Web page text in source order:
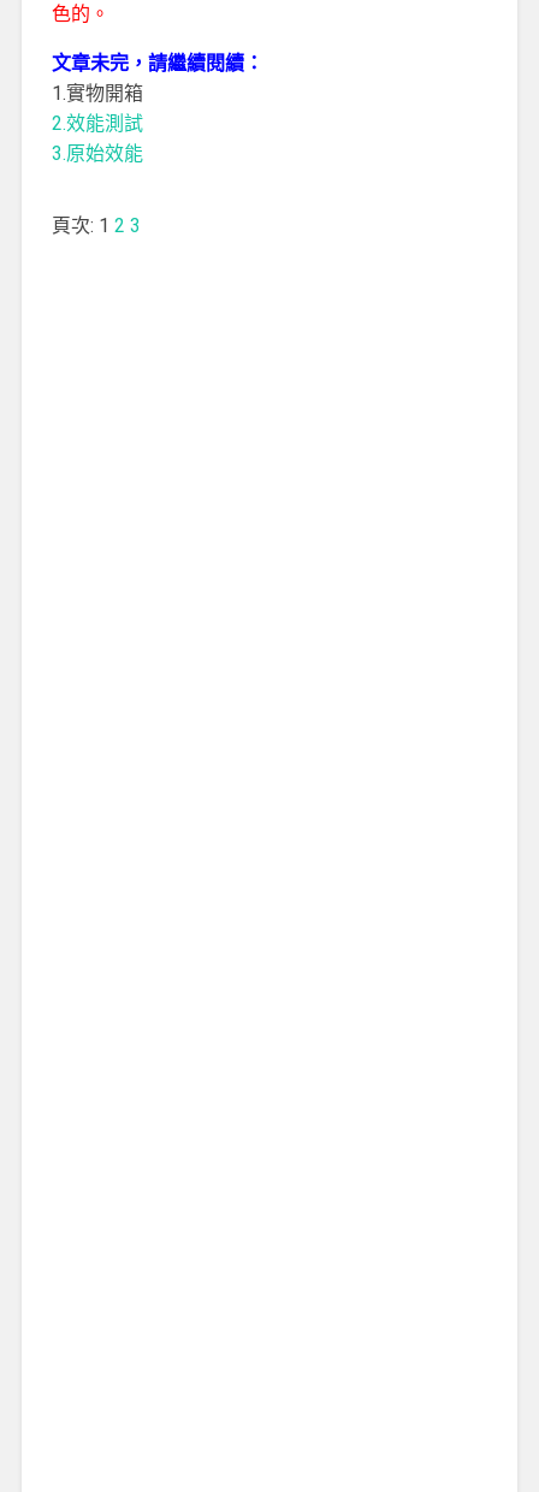
色的。
文章未完，請繼續閱續：
1.實物開箱
2.效能測試
3.原始效能
頁次: 1 2 3